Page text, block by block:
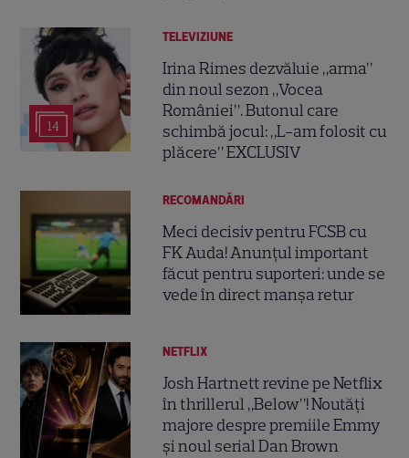
14
TELEVIZIUNE
Irina Rimes dezvăluie „arma”
din noul sezon „Vocea
României”. Butonul care
schimbă jocul: „L-am folosit cu
plăcere” EXCLUSIV
RECOMANDĂRI
Meci decisiv pentru FCSB cu
FK Auda! Anunțul important
făcut pentru suporteri: unde se
vede în direct manșa retur
NETFLIX
Josh Hartnett revine pe Netflix
în thrillerul „Below”! Noutăți
majore despre premiile Emmy
și noul serial Dan Brown